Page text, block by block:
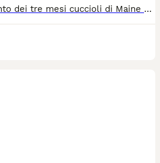
Disponibili al compimento dei tre mesi cuccioli di Maine Coon xxl Verranno consegnati con vaccini, sverminazioni, antiparassitari, kit cucciolo, certificato di buona salute. Pedigree da compagnia. Genitori testati Di proprietà Abituati al contatto con bambini, cani e simili, sono dolcissimi e coccoloni